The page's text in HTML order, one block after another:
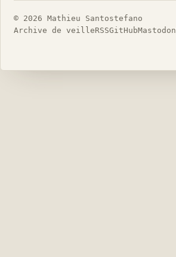
© 2026 Mathieu Santostefano
Archive de veilleRSSGitHubMastodon